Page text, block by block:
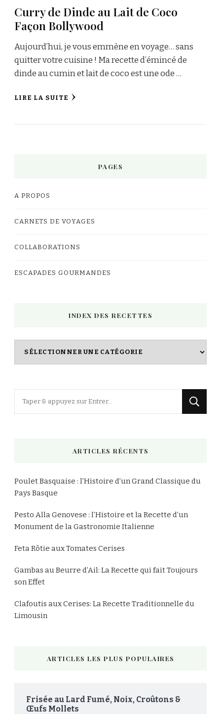
Curry de Dinde au Lait de Coco
Façon Bollywood
Aujourd’hui, je vous emmène en voyage… sans
quitter votre cuisine ! Ma recette d’émincé de
dinde au cumin et lait de coco est une ode …
LIRE LA SUITE
PAGES
A PROPOS
CARNETS DE VOYAGES
COLLABORATIONS
ESCAPADES GOURMANDES
INDEX DES RECETTES
Index
ARTICLES RÉCENTS
Poulet Basquaise : l’Histoire d’un Grand Classique du
Pays Basque
Pesto Alla Genovese : l’Histoire et la Recette d’un
Monument de la Gastronomie Italienne
Feta Rôtie aux Tomates Cerises
Gambas au Beurre d’Ail: La Recette qui fait Toujours
son Effet
Clafoutis aux Cerises: La Recette Traditionnelle du
Limousin
ARTICLES LES PLUS POPULAIRES
Frisée au Lard Fumé, Noix, Croûtons &
Œufs Mollets